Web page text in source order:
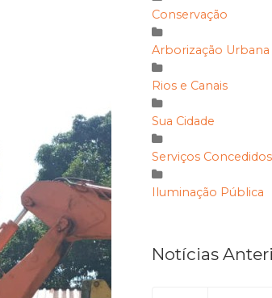
Conservação
Arborização Urbana
Rios e Canais
Sua Cidade
Serviços Concedidos
Iluminação Pública
Notícias